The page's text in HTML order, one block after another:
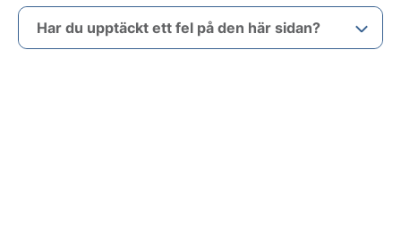
Har du upptäckt ett fel på den här sidan?